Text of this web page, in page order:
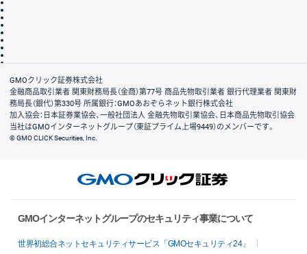
会社案内
GMOクリック証券株式会社
金融商品取引業者 関東財務局長（金商）第77号 商品先物取引業者 銀行代理業者 関東財
務局長（銀代）第330号 所属銀行：GMOあおぞらネット銀行株式会社
加入協会：日本証券業協会、一般社団法人 金融先物取引業協会、日本商品先物取引協会
当社はGMOインターネットグループ（東証プライム上場9449）のメンバーです。
© GMO CLICK Securities, Inc.
GMOインターネットグループのセキュリティ事業について
世界初総合ネットセキュリティサービス「GMOセキュリティ24」